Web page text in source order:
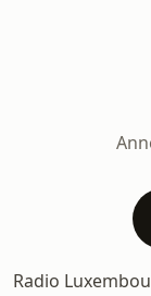
Radio